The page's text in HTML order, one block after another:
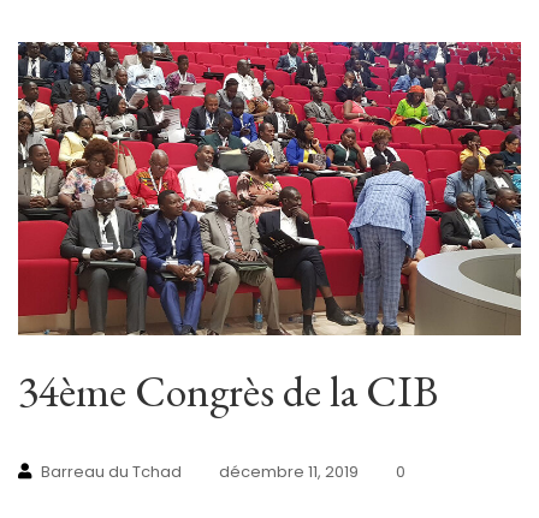
34ème Congrès de la CIB
Barreau du Tchad décembre 11, 2019 0